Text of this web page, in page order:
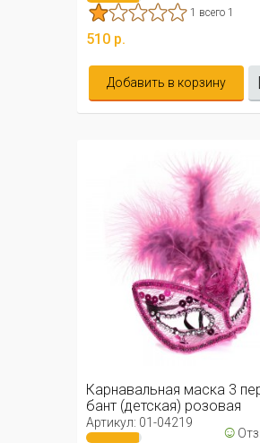
1 всего 1
510 р.
Добавить в корзину
Карнавальная маска 3
бант (детская) розовая
Артикул: 01-04219 ☺